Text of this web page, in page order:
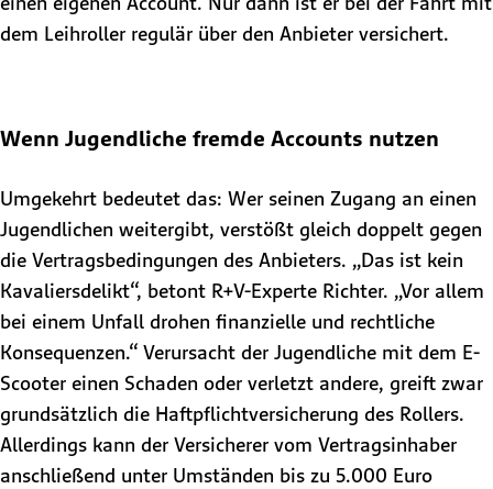
dem Leihroller regulär über den Anbieter versichert.
Wenn Jugendliche fremde Accounts nutzen
Umgekehrt bedeutet das: Wer seinen Zugang an einen
Jugendlichen weitergibt, verstößt gleich doppelt gegen
die Vertragsbedingungen des Anbieters. „Das ist kein
Kavaliersdelikt“, betont R+V-Experte Richter. „Vor allem
bei einem Unfall drohen finanzielle und rechtliche
Konsequenzen.“ Verursacht der Jugendliche mit dem E-
Scooter einen Schaden oder verletzt andere, greift zwar
grundsätzlich die Haftpflichtversicherung des Rollers.
Allerdings kann der Versicherer vom Vertragsinhaber
anschließend unter Umständen bis zu 5.000 Euro